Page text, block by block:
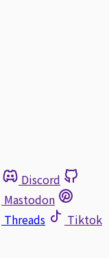
Discord
Mastodon
Threads
Tiktok